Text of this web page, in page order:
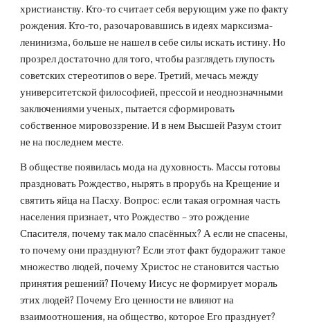
христианству. Кто-то считает себя верующим уже по факту
рождения. Кто-то, разочаровавшись в идеях марксизма-
ленинизма, больше не нашел в себе силы искать истину. Но
прозрел достаточно для того, чтобы разглядеть глупость
советских стереотипов о вере. Третий, мечась между
университетской философией, прессой и неоднозначными
заключениями ученых, пытается сформировать
собственное мировоззрение. И в нем Высшей Разум стоит
не на последнем месте.
В обществе появилась мода на духовность. Массы готовы
праздновать Рождество, нырять в прорубь на Крещение и
святить яйца на Пасху. Вопрос: если такая огромная часть
населения признает, что Рождество – это рождение
Спасителя, почему так мало спасённых? А если не спасены,
то почему они празднуют? Если этот факт будоражит такое
множество людей, почему Христос не становится частью
принятия решений? Почему Иисус не формирует мораль
этих людей? Почему Его ценности не влияют на
взаимоотношения, на общество, которое Его празднует?